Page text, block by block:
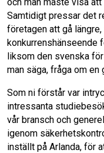
Samtidigt pressar det
företagen att gå
konkurrenshänseende
liksom den svenska
man säga, fråga om en
Som ni förstår var
intressanta
vår bransch och
igenom
inställt på Arlanda, för